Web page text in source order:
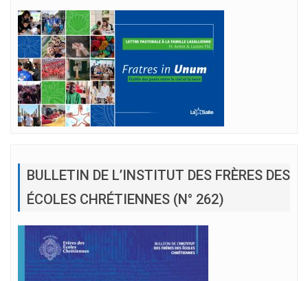
BULLETIN DE L’INSTITUT DES FRÈRES DES
ÉCOLES CHRÉTIENNES (N° 262)